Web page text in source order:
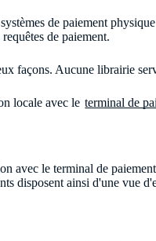
de paiement
de paiement.
façons. Aucune librairie
locale avec le terminal de
avec le terminal de
disposent ainsi d'une vue